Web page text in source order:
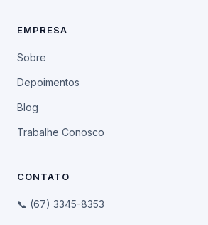
EMPRESA
Sobre
Depoimentos
Blog
Trabalhe Conosco
CONTATO
📞 (67) 3345-8353